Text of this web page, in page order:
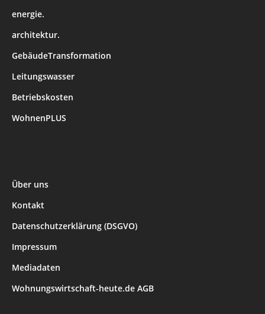
energie.
architektur.
GebäudeTransformation
Leitungswasser
Betriebskosten
WohnenPLUS
Über uns
Kontakt
Datenschutzerklärung (DSGVO)
Impressum
Mediadaten
Wohnungswirtschaft-heute.de AGB